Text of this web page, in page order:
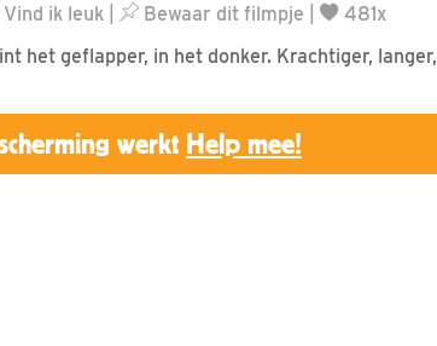
Vind ik leuk Bewaar dit filmpje
481x
het geflapper, in het donker. Krachtiger, langer,
werkt Help mee!